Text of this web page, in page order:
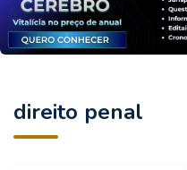
direito penal